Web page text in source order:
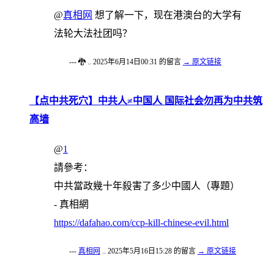
@真相网 想了解一下，现在港澳台的大学有
法轮大法社团吗？
--- 🐉 .. 2025年6月14日00:31 的留言 → 原文链接
【点中共死穴】中共人≠中国人 国际社会勿再为中共筑
高墙
@1
請參考：
中共當政幾十年殺害了多少中國人（專題）
- 真相網
https://dafahao.com/ccp-kill-chinese-evil.html
--- 真相网 .. 2025年5月16日15:28 的留言 → 原文链接